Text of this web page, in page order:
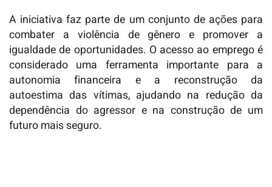
A iniciativa faz parte de um conjunto de ações para
combater a violência de gênero e promover a
igualdade de oportunidades. O acesso ao emprego é
considerado uma ferramenta importante para a
autonomia financeira e a reconstrução da
autoestima das vítimas, ajudando na redução da
dependência do agressor e na construção de um
futuro mais seguro.